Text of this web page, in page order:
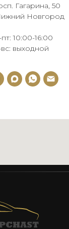
Гагарина, 50
Новгород
10:00-16:00
выходной